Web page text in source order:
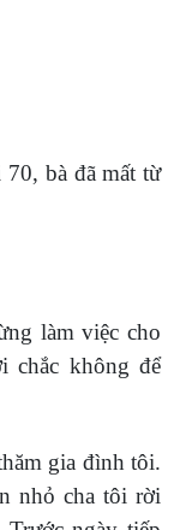
bà đã mất từ
làm việc cho
chắc không để
gia đình tôi.
nhỏ cha tôi rời